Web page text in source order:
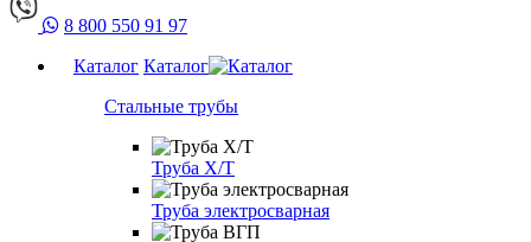
8 800 550 91 97
Каталог Каталог
Стальные трубы
Труба Х/Т
Труба электросварная